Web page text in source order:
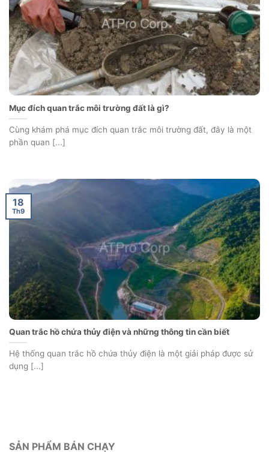
Mục đích quan trắc môi trường đất là gì?
Cùng khám phá mục đích quan trắc môi trường đất, đây là một
phần quan [...]
Quan trắc hồ chứa thủy điện và những thông tin cần biết
Hệ thống quan trắc hồ chứa thủy điện là một giải pháp được sử
dụng [...]
18
Th9
SẢN PHẨM BÁN CHẠY